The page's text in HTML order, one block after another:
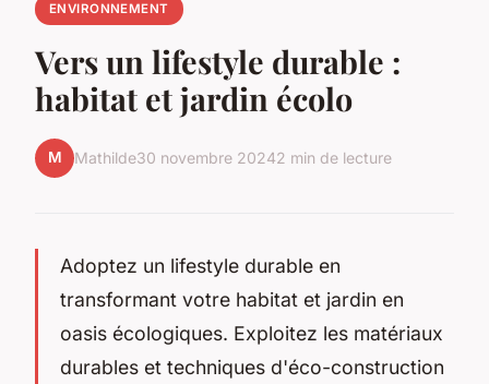
ENVIRONNEMENT
Vers un lifestyle durable :
habitat et jardin écolo
M Mathilde30 novembre 20242 min de lecture
Adoptez un lifestyle durable en
transformant votre habitat et jardin en
oasis écologiques. Exploitez les matériaux
durables et techniques d'éco-construction